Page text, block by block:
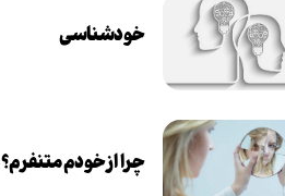
خودشناسی
چرا از خودم متنفرم؟